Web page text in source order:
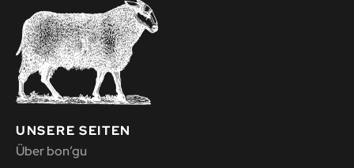
UNSERE SEITEN
Über bon’gu